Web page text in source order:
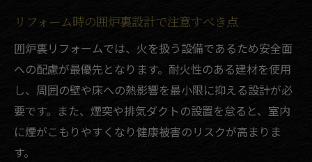
リフォーム時の囲炉裏設計で注意すべき点
囲炉裏リフォームでは、火を扱う設備であるため安全面
への配慮が最優先となります。耐火性のある建材を使用
し、周囲の壁や床への熱影響を最小限に抑える設計が必
要です。また、煙突や排気ダクトの設置を怠ると、室内
に煙がこもりやすくなり健康被害のリスクが高まりま
す。